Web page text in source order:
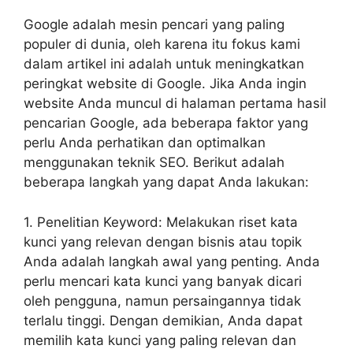
Google adalah mesin pencari yang paling
populer di dunia, oleh karena itu fokus kami
dalam artikel ini adalah untuk meningkatkan
peringkat website di Google. Jika Anda ingin
website Anda muncul di halaman pertama hasil
pencarian Google, ada beberapa faktor yang
perlu Anda perhatikan dan optimalkan
menggunakan teknik SEO. Berikut adalah
beberapa langkah yang dapat Anda lakukan:
1. Penelitian Keyword: Melakukan riset kata
kunci yang relevan dengan bisnis atau topik
Anda adalah langkah awal yang penting. Anda
perlu mencari kata kunci yang banyak dicari
oleh pengguna, namun persaingannya tidak
terlalu tinggi. Dengan demikian, Anda dapat
memilih kata kunci yang paling relevan dan